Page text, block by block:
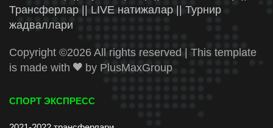
Трансферлар || LIVE натижалар || Турнир
жадваллари
Copyright ©2026 All rights reserved | This template
is made with
by PlusMaxGroup
СПОРТ ЭКСПРЕСС